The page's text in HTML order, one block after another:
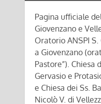
Pagina ufficiale
Giovenzano e
Oratorio ANSPI
a Giovenzano
Pastore”). Chiesa
Gervasio e
e Chiesa dei Ss.
Nicolò V. di